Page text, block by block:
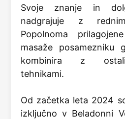
Svoje znanje in
nadgrajuje z
Popolnoma
masaže posamezniku
kombinira z
tehnikami.
Od začetka leta 2024
izključno v Beladonni